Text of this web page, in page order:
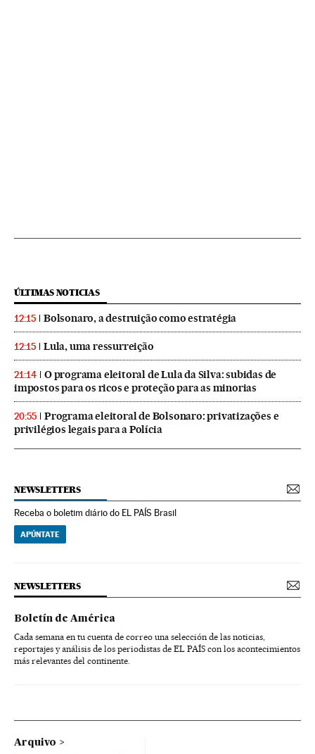
ÚLTIMAS NOTICIAS
12:15 Bolsonaro, a destruição como estratégia
12:15 Lula, uma ressurreição
21:14
O programa eleitoral de Lula da Silva: subidas de
impostos para os ricos e proteção para as minorias
20:55
Programa eleitoral de Bolsonaro: privatizações e
privilégios legais para a Polícia
NEWSLETTERS
Receba o boletim diário do EL PAÍS Brasil
APÚNTATE
NEWSLETTERS
Boletín de América
Cada semana en tu cuenta de correo una selección de las noticias,
reportajes y análisis de los periodistas de EL PAÍS con los acontecimientos
más relevantes del continente.
Arquivo